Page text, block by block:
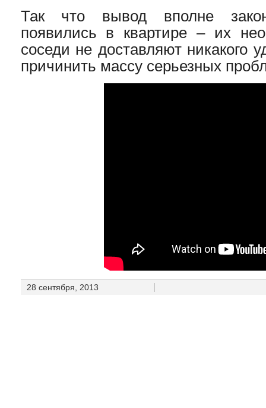
Так что вывод вполне
появились в квартире – их
соседи не доставляют никакого
причинить массу серьезных
28 сентября, 2013